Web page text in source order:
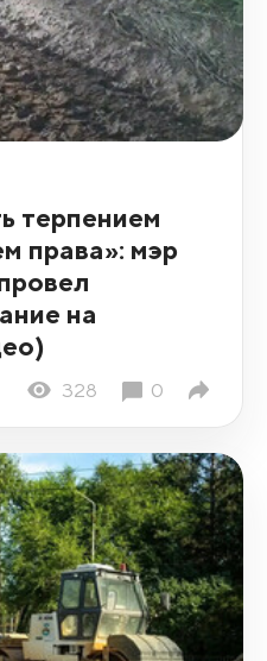
терпением
права»: мэр
на
328 0